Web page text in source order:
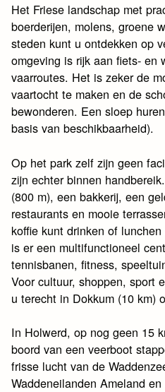
Het Friese landschap met
boerderijen, molens, groene
steden kunt u ontdekken op
omgeving is rijk aan fiets- en
vaarroutes. Het is zeker de
vaartocht te maken en de
bewonderen. Een sloep
basis van beschikbaarheid).
Op het park zelf zijn geen
zijn echter binnen
(800 m), een bakkerij, een
restaurants en mooie
koffie kunt drinken of
is er een multifunctioneel
tennisbanen, fitness,
Voor cultuur, shoppen, sport
u terecht in Dokkum (10 km)
In Holwerd, op nog geen 15
boord van een veerboot
frisse lucht van de
Waddeneilanden Ameland